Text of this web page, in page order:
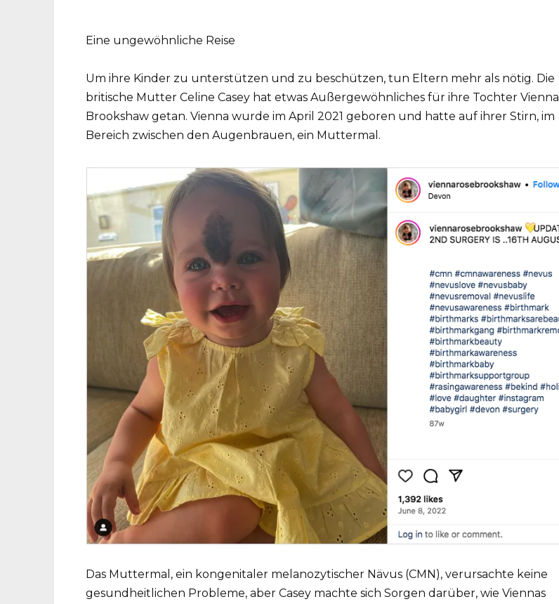
Eine ungewöhnliche Reise
Um ihre Kinder zu unterstützen und zu beschützen, tun Eltern mehr als nötig. Die
britische Mutter Celine Casey hat etwas Außergewöhnliches für ihre Tochter Vienna
Brookshaw getan. Vienna wurde im April 2021 geboren und hatte auf ihrer Stirn, im
Bereich zwischen den Augenbrauen, ein Muttermal.
Das Muttermal, ein kongenitaler melanozytischer Nävus (CMN), verursachte keine
gesundheitlichen Probleme, aber Casey machte sich Sorgen darüber, wie Viennas